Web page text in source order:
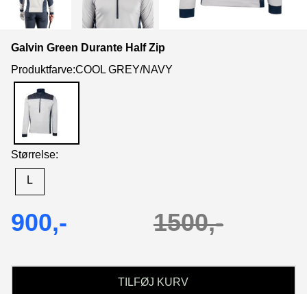
Galvin Green Durante Half Zip
Produktfarve:COOL GREY/NAVY
Størrelse:
L
900,- 1500,-
TILFØJ KURV